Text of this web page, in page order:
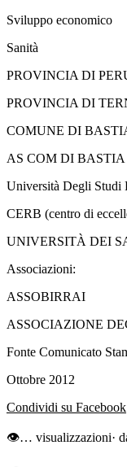
Sviluppo economico
Sanità
PROVINCIA DI
PROVINCIA DI
COMUNE DI
AS COM DI
Università Degli Studi
CERB (centro di
UNIVERSITÀ DEI
Associazioni:
ASSOBIRRAI
ASSOCIAZIONE
Fonte Comunicato
Ottobre 2012
Condividi su Facebook
👁… visualizzazioni·